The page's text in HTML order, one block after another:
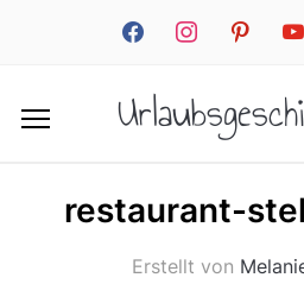
facebookinstagrampinterest
restaurant-
Erstellt von